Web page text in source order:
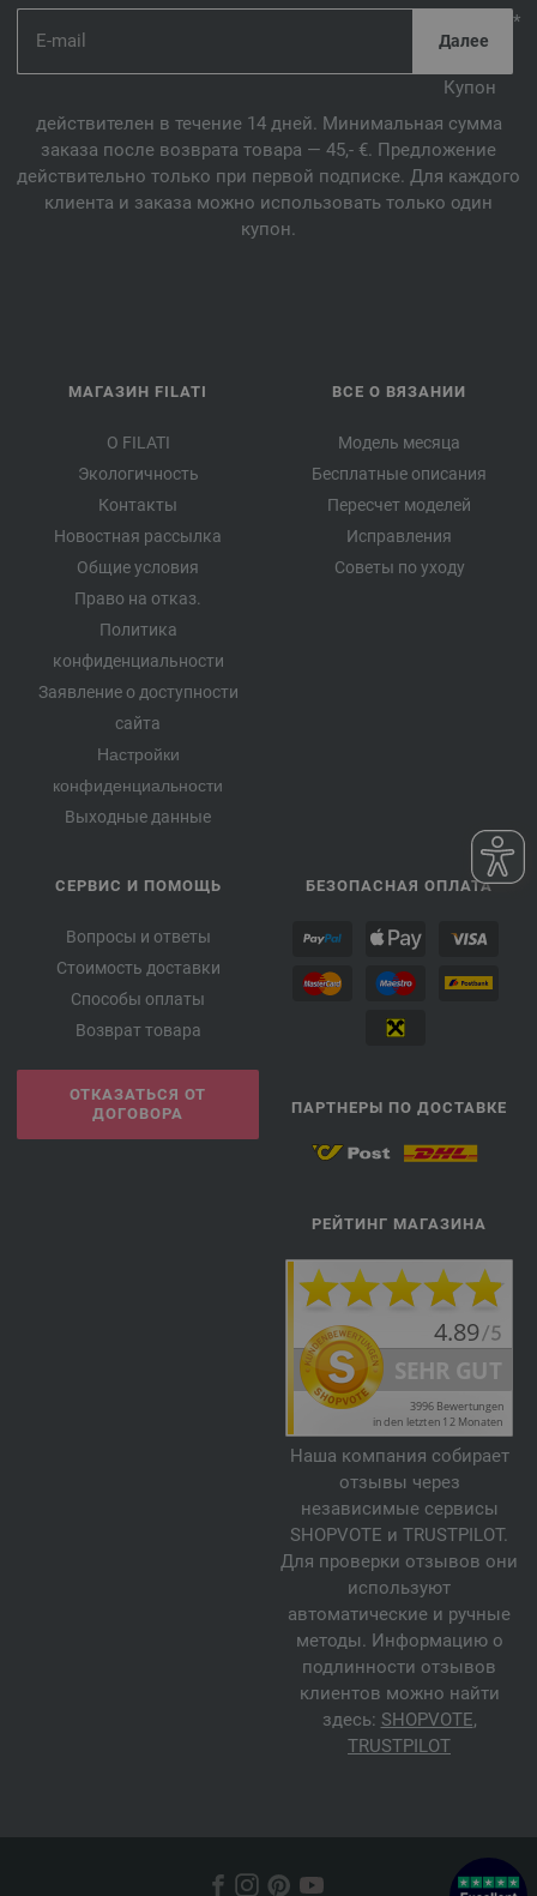
*
Купон
действителен в течение 14 дней. Минимальная сумма
заказа после возврата товара — 45,- €. Предложение
действительно только при первой подписке. Для каждого
клиента и заказа можно использовать только один
купон.
МАГАЗИН FILATI
О FILATI
Экологичность
Контакты
Новостная рассылка
Общие условия
Право на отказ.
Политика
конфиденциальности
Заявление о доступности
сайта
Настройки
конфиденциальности
Выходные данные
ВСЕ О ВЯЗАНИИ
Модель месяца
Бесплатные описания
Пересчет моделей
Исправления
Советы по уходу
СЕРВИС И ПОМОЩЬ
Вопросы и ответы
Стоимость доставки
Способы оплаты
Возврат товара
ОТКАЗАТЬСЯ ОТ
ДОГОВОРА
БЕЗОПАСНАЯ ОПЛАТА
ПАРТНЕРЫ ПО ДОСТАВКЕ
РЕЙТИНГ МАГАЗИНА
Наша компания собирает
отзывы через
независимые сервисы
SHOPVOTE и TRUSTPILOT.
Для проверки отзывов они
используют
автоматические и ручные
методы. Информацию о
подлинности отзывов
клиентов можно найти
здесь: SHOPVOTE,
TRUSTPILOT